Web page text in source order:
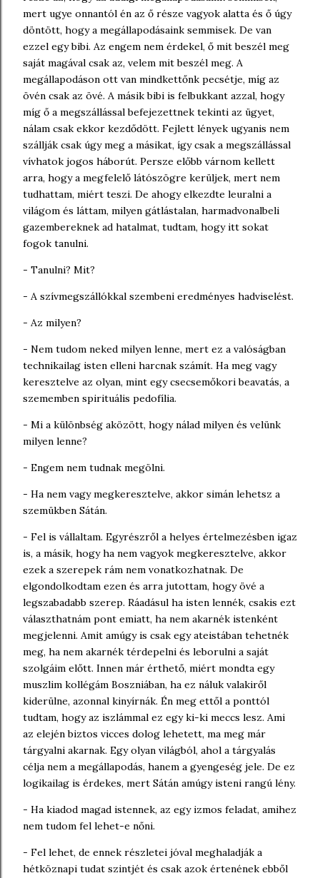
mert ugye onnantól én az ő része vagyok alatta és ő úgy
döntött, hogy a megállapodásaink semmisek. De van
ezzel egy bibi. Az engem nem érdekel, ő mit beszél meg
saját magával csak az, velem mit beszél meg. A
megállapodáson ott van mindkettőnk pecsétje, míg az
övén csak az övé. A másik bibi is felbukkant azzal, hogy
míg ő a megszállással befejezettnek tekinti az ügyet,
nálam csak ekkor kezdődött. Fejlett lények ugyanis nem
szállják csak úgy meg a másikat, így csak a megszállással
vívhatok jogos háborút. Persze előbb várnom kellett
arra, hogy a megfelelő látószögre kerüljek, mert nem
tudhattam, miért teszi. De ahogy elkezdte leuralni a
világom és láttam, milyen gátlástalan, harmadvonalbeli
gazembereknek ad hatalmat, tudtam, hogy itt sokat
fogok tanulni.
- Tanulni? Mit?
- A szívmegszállókkal szembeni eredményes hadviselést.
- Az milyen?
- Nem tudom neked milyen lenne, mert ez a valóságban
technikailag isten elleni harcnak számít. Ha meg vagy
keresztelve az olyan, mint egy csecsemőkori beavatás, a
szememben spirituális pedofília.
- Mi a különbség aközött, hogy nálad milyen és velünk
milyen lenne?
- Engem nem tudnak megölni.
- Ha nem vagy megkeresztelve, akkor simán lehetsz a
szemükben Sátán.
- Fel is vállaltam. Egyrészről a helyes értelmezésben igaz
is, a másik, hogy ha nem vagyok megkeresztelve, akkor
ezek a szerepek rám nem vonatkozhatnak. De
elgondolkodtam ezen és arra jutottam, hogy övé a
legszabadabb szerep. Ráadásul ha isten lennék, csakis ezt
választhatnám pont emiatt, ha nem akarnék istenként
megjelenni. Amit amúgy is csak egy ateistában tehetnék
meg, ha nem akarnék térdepelni és leborulni a saját
szolgáim előtt. Innen már érthető, miért mondta egy
muszlim kollégám Boszniában, ha ez náluk valakiről
kiderülne, azonnal kinyírnák. Én meg ettől a ponttól
tudtam, hogy az iszlámmal ez egy ki-ki meccs lesz. Ami
az elején biztos vicces dolog lehetett, ma meg már
tárgyalni akarnak. Egy olyan világból, ahol a tárgyalás
célja nem a megállapodás, hanem a gyengeség jele. De ez
logikailag is érdekes, mert Sátán amúgy isteni rangú lény.
- Ha kiadod magad istennek, az egy izmos feladat, amihez
nem tudom fel lehet-e nőni.
- Fel lehet, de ennek részletei jóval meghaladják a
hétköznapi tudat szintjét és csak azok értenének ebből